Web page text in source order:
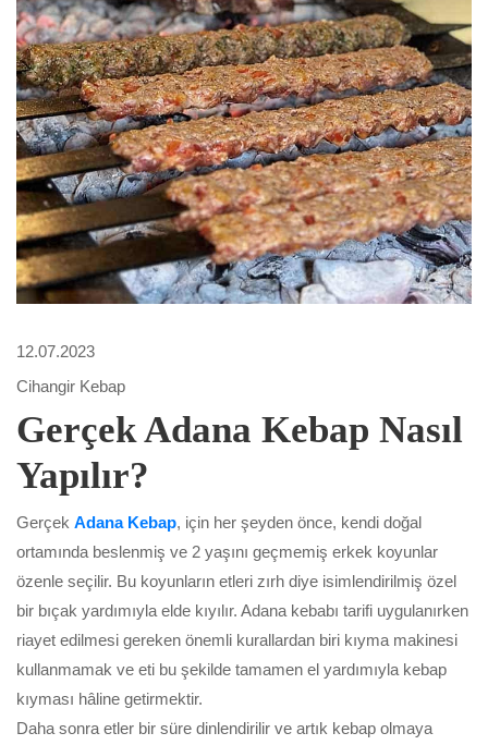
12.07.2023
Cihangir Kebap
Gerçek Adana Kebap Nasıl
Yapılır?
Gerçek Adana Kebap, için her şeyden önce, kendi doğal
ortamında beslenmiş ve 2 yaşını geçmemiş erkek koyunlar
özenle seçilir. Bu koyunların etleri zırh diye isimlendirilmiş özel
bir bıçak yardımıyla elde kıyılır. Adana kebabı tarifi uygulanırken
riayet edilmesi gereken önemli kurallardan biri kıyma makinesi
kullanmamak ve eti bu şekilde tamamen el yardımıyla kebap
kıyması hâline getirmektir.
Daha sonra etler bir süre dinlendirilir ve artık kebap olmaya